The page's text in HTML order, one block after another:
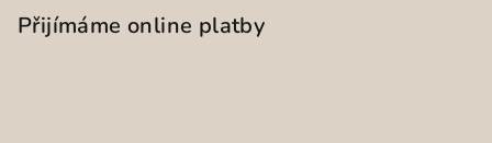
Přijímáme online platby